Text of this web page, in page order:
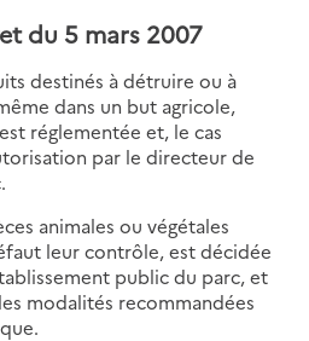
du 5 mars 2007
destinés à détruire ou à
dans un but agricole,
réglementée et, le cas
par le directeur de
animales ou végétales
leur contrôle, est décidée
public du parc, et
modalités recommandées